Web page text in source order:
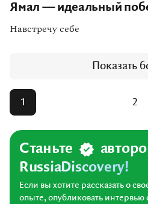
Ямал — идеальный
Навстречу себе
Показать
1 2
Станьте
RussiaDiscovery!
Если вы хотите рассказать о
опыте, опубликовать интервью